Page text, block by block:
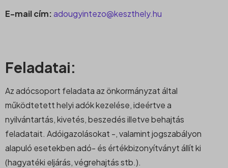
E-mail cím:adougyintezo@keszthely.hu
Feladatai:
Az adócsoport feladata az önkormányzat által
működtetett helyi adók kezelése, ideértve a
nyilvántartás, kivetés, beszedés illetve behajtás
feladatait. Adóigazolásokat -, valamint jogszabályon
alapuló esetekben adó- és értékbizonyítványt állít ki
(hagyatéki eljárás, végrehajtás stb.).